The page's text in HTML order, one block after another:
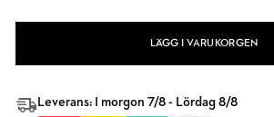
LÄGG I VARUKORGEN
Leverans: I morgon 7/8 - Lördag 8/8